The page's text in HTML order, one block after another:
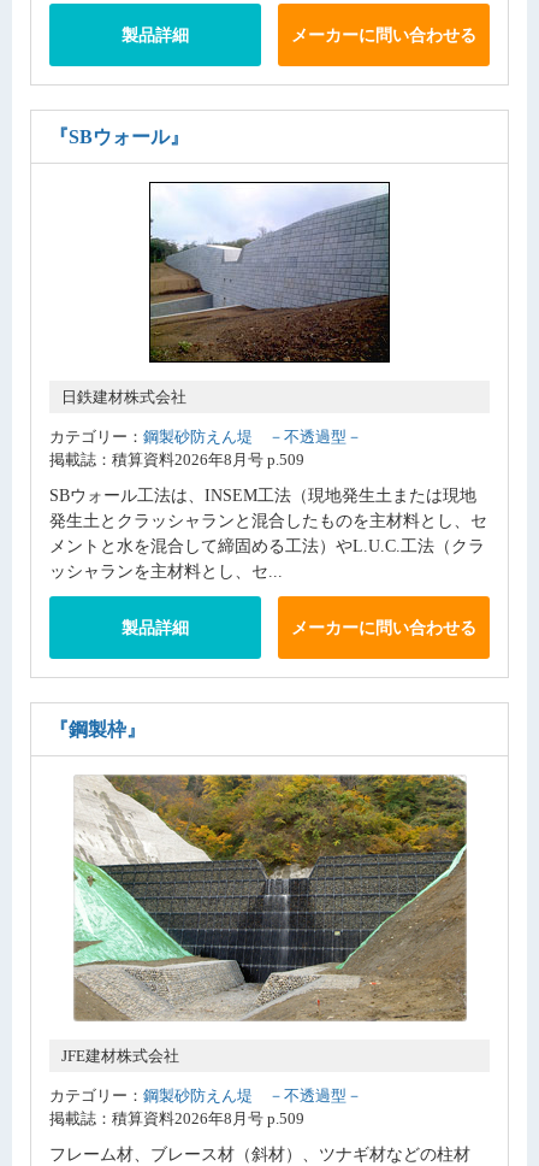
製品詳細 メーカーに問い合わせる
『SBウォール』
日鉄建材株式会社
カテゴリー： 鋼製砂防えん堤 －不透過型－
掲載誌：積算資料2026年8月号 p.509
SBウォール工法は、INSEM工法（現地発生土または現地
発生土とクラッシャランと混合したものを主材料とし、セ
メントと水を混合して締固める工法）やL.U.C.工法（クラ
ッシャランを主材料とし、セ...
製品詳細 メーカーに問い合わせる
『鋼製枠』
JFE建材株式会社
カテゴリー： 鋼製砂防えん堤 －不透過型－
掲載誌：積算資料2026年8月号 p.509
フレーム材、ブレース材（斜材）、ツナギ材などの柱材